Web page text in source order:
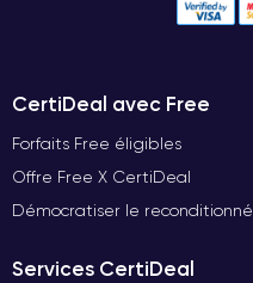
CertiDeal avec Free
Forfaits Free éligibles
Offre Free X CertiDeal
Démocratiser le reconditionné
Services CertiDeal